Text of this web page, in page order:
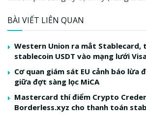
BÀI VIẾT LIÊN QUAN
Western Union ra mắt Stablecard,
stablecoin USDT vào mạng lưới
Cơ quan giám sát EU cảnh báo lừa
giữa đợt sàng lọc MiCA
Mastercard thí điểm Crypto
Borderless.xyz cho thanh toán